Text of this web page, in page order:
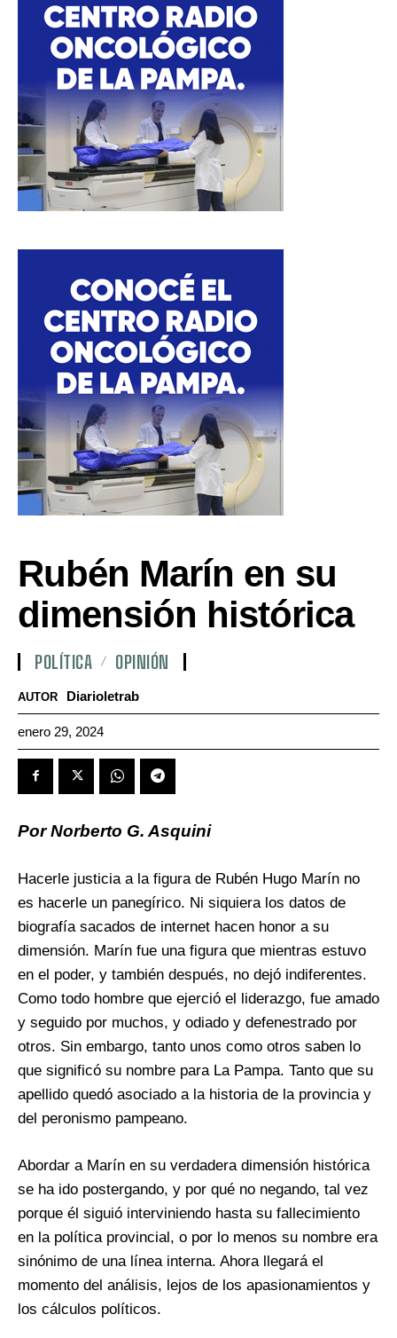
Rubén Marín en su
dimensión histórica
POLÍTICA OPINIÓN
AUTOR Diarioletrab
enero 29, 2024
Por Norberto G. Asquini
Hacerle justicia a la figura de Rubén Hugo Marín no
es hacerle un panegírico. Ni siquiera los datos de
biografía sacados de internet hacen honor a su
dimensión. Marín fue una figura que mientras estuvo
en el poder, y también después, no dejó indiferentes.
Como todo hombre que ejerció el liderazgo, fue amado
y seguido por muchos, y odiado y defenestrado por
otros. Sin embargo, tanto unos como otros saben lo
que significó su nombre para La Pampa. Tanto que su
apellido quedó asociado a la historia de la provincia y
del peronismo pampeano.
Abordar a Marín en su verdadera dimensión histórica
se ha ido postergando, y por qué no negando, tal vez
porque él siguió interviniendo hasta su fallecimiento
en la política provincial, o por lo menos su nombre era
sinónimo de una línea interna. Ahora llegará el
momento del análisis, lejos de los apasionamientos y
los cálculos políticos.